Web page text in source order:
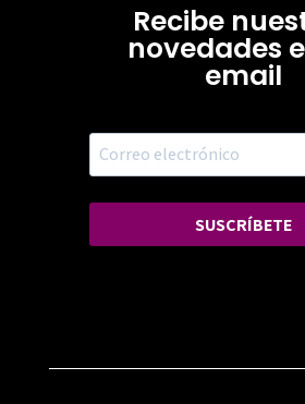
Recibe
novedades
email
SUSCRÍBETE